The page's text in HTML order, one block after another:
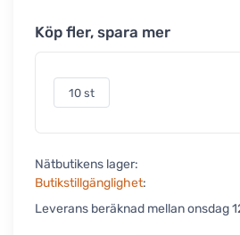
Köp fler, spara mer
10 st
Nätbutikens lager:
Butikstillgänglighet:
Leverans beräknad mellan onsdag